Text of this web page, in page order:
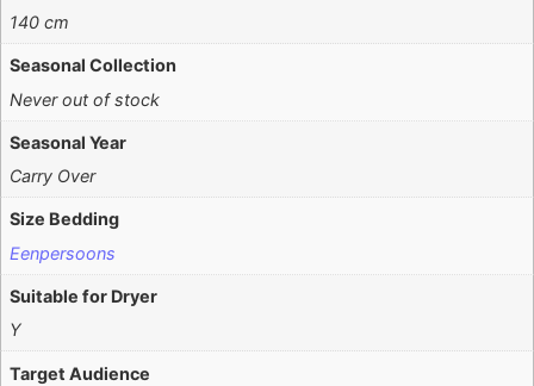
140 cm
Seasonal Collection
Never out of stock
Seasonal Year
Carry Over
Size Bedding
Eenpersoons
Suitable for Dryer
Y
Target Audience